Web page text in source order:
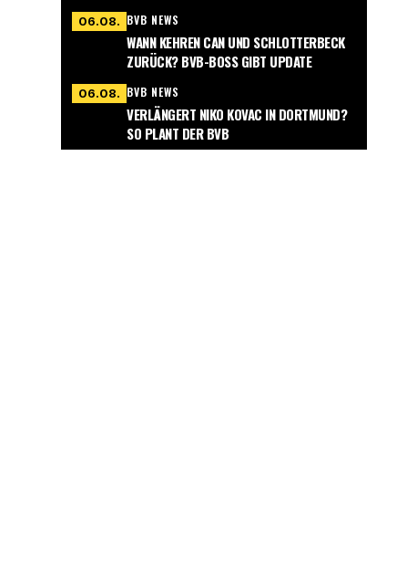
06.08. BVB NEWS
WANN KEHREN CAN UND SCHLOTTERBECK
ZURÜCK? BVB-BOSS GIBT UPDATE
06.08. BVB NEWS
VERLÄNGERT NIKO KOVAC IN DORTMUND?
SO PLANT DER BVB